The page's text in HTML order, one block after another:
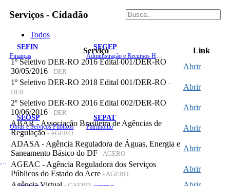
SEFIN
Finanças
SEGEP
SEOSP
Obras e Serviços Públicos
SEPAT
Patrimônio
Serviços - Cidadão
Todos
Serviço
Link
1º Seletivo DER-RO 2016 Edital 001/DER-RO
30/05/2016 - DER
Abrir
1º Seletivo DER-RO 2018 Edital 001/DER-RO -
DER
Abrir
2º Seletivo DER-RO 2016 Edital 002/DER-RO
10/06/2016 - DER
Abrir
ABAR - Associação Brasileira de Agências de
Regulação- AGERO
Abrir
ADASA - Agência Reguladora de Águas, Energia e
Saneamento Básico do DF - AGERO
Abrir
AGEAC - Agência Reguladora dos Serviços
Públicos do Estado do Acre - AGERO
Abrir